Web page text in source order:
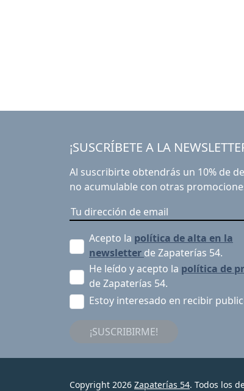
¡SUSCRÍBETE A LA
Al suscribirte obtendrás un 10% de
no acumulable con otras
Acepto la política de alta en la
newsletter de Zapaterías 54.
He leído y acepto la política de
de Zapaterías 54.
Estoy interesado en recibir
¡SUSCRIBIRME!
Copyright 2026 Zapaterías 54. Todos los